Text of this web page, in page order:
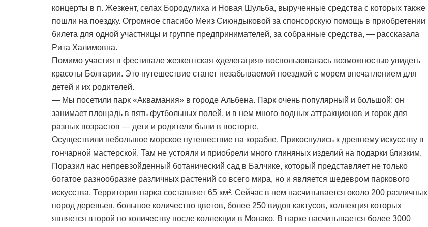
концерты в п. Жезкент, селах Бородулиха и Новая Шульба, вырученные средства с которых также
пошли на поездку. Огромное спасибо Меиз Сиюндыковой за спонсорскую помощь в приобретении
билета для одной участницы и группе предпринимателей, за собранные средства, — рассказала
Рита Халимовна.
Помимо участия в фестивале жезкентская «делегация» воспользовалась возможностью увидеть
красоты Болгарии. Это путешествие станет незабываемой поездкой с морем впечатлением для
детей и их родителей.
— Мы посетили парк «Аквамания» в городе Альбена. Парк очень популярный и большой: он
занимает площадь в пять футбольных полей, и в нем много водных аттракционов и горок для
разных возрастов — дети и родители были в восторге.
Осуществили небольшое морское путешествие на корабле. Прикоснулись к древнему искусству в
гончарной мастерской. Там не устояли и приобрели много глиняных изделий на подарки близким.
Поразил нас непревзойденный ботанический сад в Балчике, который представляет не только
богатое разнообразие различных растений со всего мира, но и является шедевром паркового
искусства. Территория парка составляет 65 км². Сейчас в нем насчитывается около 200 различных
пород деревьев, большое количество цветов, более 250 видов кактусов, коллекция которых
является второй по количеству после коллекции в Монако. В парке насчитывается более 3000